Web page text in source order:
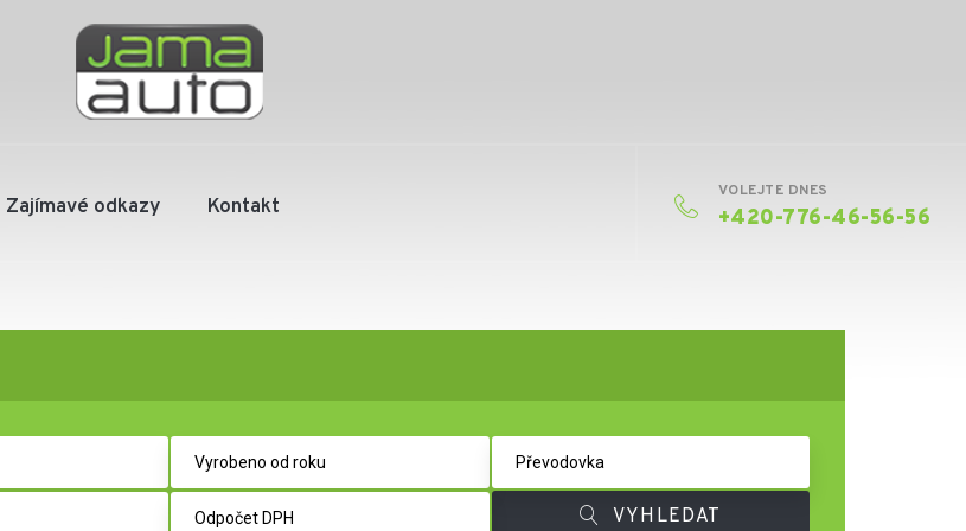
Zajímavé odkazy Kontakt
VOLEJTE DNES
+420-776-46-56-56
VYHLEDAT